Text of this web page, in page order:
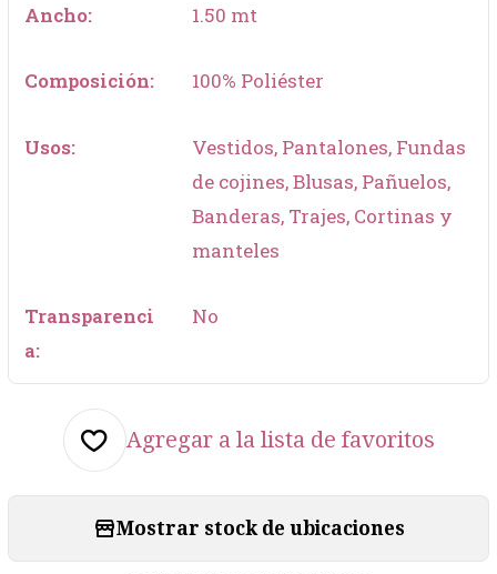
Ancho: 1.50 mt
Composición: 100% Poliéster
Usos:
Vestidos, Pantalones, Fundas
de cojines, Blusas, Pañuelos,
Banderas, Trajes, Cortinas y
manteles
Transparenci
a:
No
Agregar a la lista de favoritos
Mostrar stock de ubicaciones